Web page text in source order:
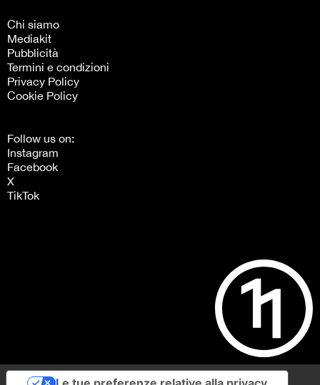
Chi siamo
Mediakit
Pubblicità
Termini e condizioni
Privacy Policy
Cookie Policy
Follow us on:
Instagram
Facebook
X
TikTok